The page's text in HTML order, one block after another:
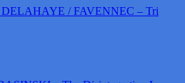
/ FAVENNEC – Tri